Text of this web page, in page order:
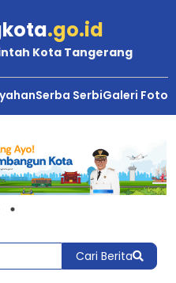
.go.id
Kota Tangerang
Serba SerbiGaleri Foto
Cari Berita